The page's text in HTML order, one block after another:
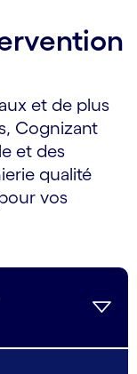
et de plus
Cognizant
et des
qualité
vos